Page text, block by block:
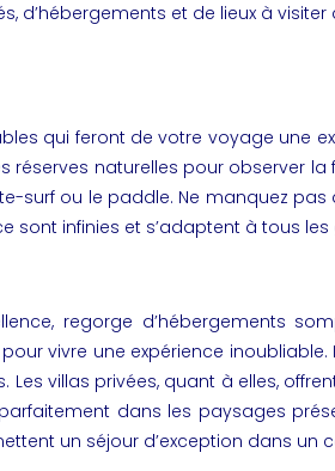
d’hébergements et de lieux à
qui feront de votre voyage
réserves naturelles pour observer
surf ou le paddle. Ne manquez
sont infinies et s’adaptent à tous
regorge d’hébergements
vivre une expérience
Les villas privées, quant à elles,
dans les paysages
un séjour d’exception dans un